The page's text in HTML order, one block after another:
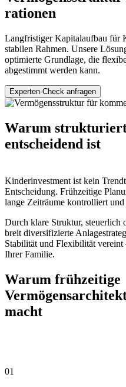
rationen
Langfristiger Kapitalaufbau für
stabilen Rahmen. Unsere
optimierte Grundlage, die
abgestimmt werden kann.
Experten-Check anfragen
Warum
entscheidend ist
Kinderinvestment ist kein
Entscheidung. Frühzeitige
lange Zeiträume kontrolliert
Durch klare Struktur, steuerlich
breit diversifizierte
Stabilität und Flexibilität
Ihrer Familie.
Warum frühzeitige
macht
01